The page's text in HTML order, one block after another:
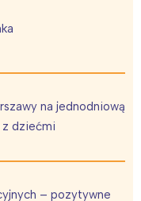
na jednodniową
dziećmi
– pozytywne